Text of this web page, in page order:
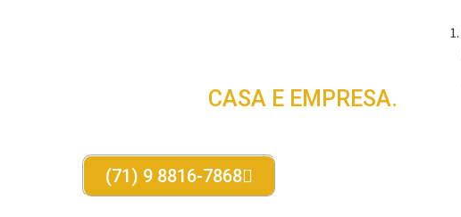
CASA E EMPRESA.
(71) 9 8816-7868